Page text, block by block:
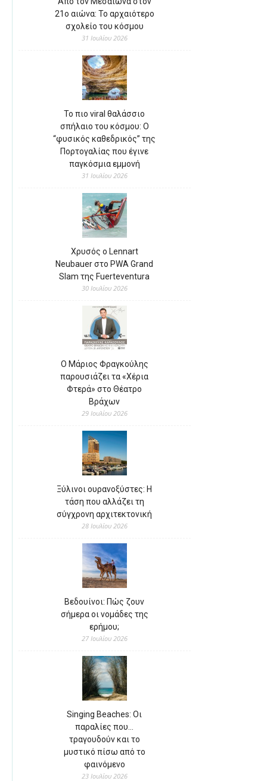
21ο αιώνα: Το αρχαιότερο
σχολείο του κόσμου
31 Ιουλίου 2026
Το πιο viral θαλάσσιο
σπήλαιο του κόσμου: Ο
“φυσικός καθεδρικός” της
Πορτογαλίας που έγινε
παγκόσμια εμμονή
31 Ιουλίου 2026
Χρυσός ο Lennart
Neubauer στο PWA Grand
Slam της Fuerteventura
30 Ιουλίου 2026
Ο Μάριος Φραγκούλης
παρουσιάζει τα «Χέρια
Φτερά» στο Θέατρο
Βράχων
29 Ιουλίου 2026
Ξύλινοι ουρανοξύστες: Η
τάση που αλλάζει τη
σύγχρονη αρχιτεκτονική
28 Ιουλίου 2026
Βεδουίνοι: Πώς ζουν
σήμερα οι νομάδες της
ερήμου;
27 Ιουλίου 2026
Singing Beaches: Οι
παραλίες που…
τραγουδούν και το
μυστικό πίσω από το
φαινόμενο
23 Ιουλίου 2026